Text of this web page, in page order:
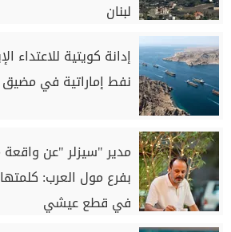
لبنان
إدانة كويتية للاعتداء
نفط إماراتية في
مدير "سيزلر "عن واقعة
بفرع مول العرب:
في قطع عيشي